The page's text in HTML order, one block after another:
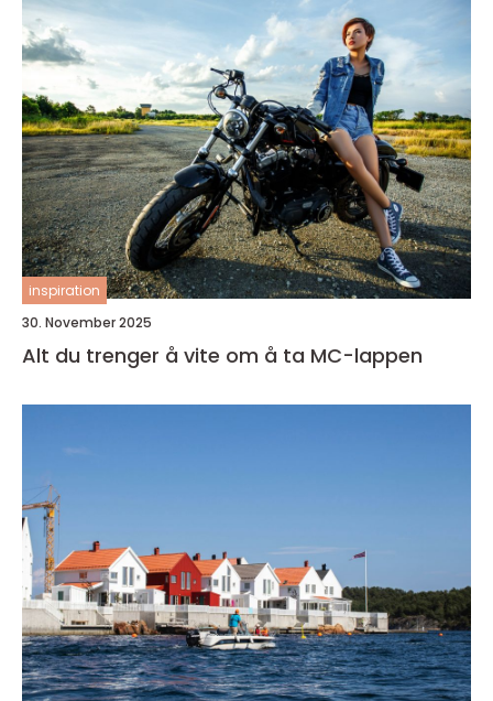
inspiration
30. November 2025
Alt du trenger å vite om å ta MC-lappen